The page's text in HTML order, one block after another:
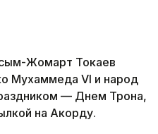
Жомарт Токаев
Мухаммеда VI и народ
— Днем Трона,
на Акорду.